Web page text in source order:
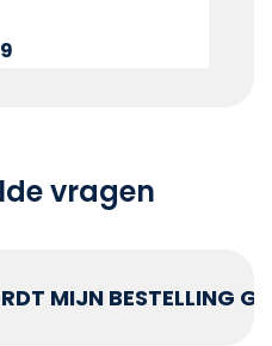
vragen
MIJN BESTELLING